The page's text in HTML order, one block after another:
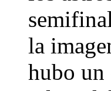
la
hubo un